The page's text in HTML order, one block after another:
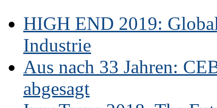
HIGH END 2019:
Industrie
Aus nach 33 Jahren:
abgesagt